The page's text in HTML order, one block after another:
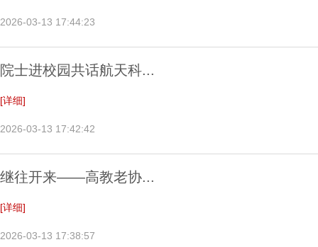
2026-03-13 17:44:23
院士进校园共话航天科...
[详细]
2026-03-13 17:42:42
继往开来——高教老协...
[详细]
2026-03-13 17:38:57